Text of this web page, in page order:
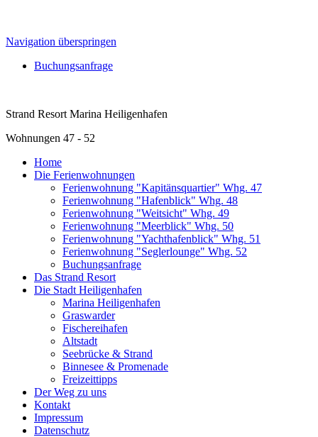
Navigation überspringen
Buchungsanfrage
Strand Resort Marina Heiligenhafen
Wohnungen 47 - 52
Home
Die Ferienwohnungen
Ferienwohnung "Kapitänsquartier" Whg. 47
Ferienwohnung "Hafenblick" Whg. 48
Ferienwohnung "Weitsicht" Whg. 49
Ferienwohnung "Meerblick" Whg. 50
Ferienwohnung "Yachthafenblick" Whg. 51
Ferienwohnung "Seglerlounge" Whg. 52
Buchungsanfrage
Das Strand Resort
Die Stadt Heiligenhafen
Marina Heiligenhafen
Graswarder
Fischereihafen
Altstadt
Seebrücke & Strand
Binnesee & Promenade
Freizeittipps
Der Weg zu uns
Kontakt
Impressum
Datenschutz